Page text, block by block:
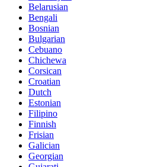
Belarusian
Bengali
Bosnian
Bulgarian
Cebuano
Chichewa
Corsican
Croatian
Dutch
Estonian
Filipino
Finnish
Frisian
Galician
Georgian